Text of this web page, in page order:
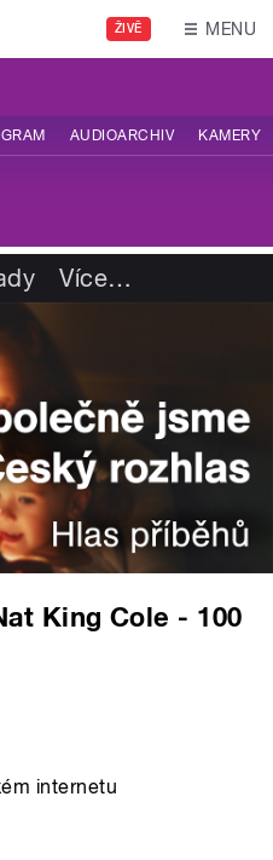
ŽIVĚ MENU
AUDIOARCHIV KAMERY
Více…
King Cole - 100
internetu